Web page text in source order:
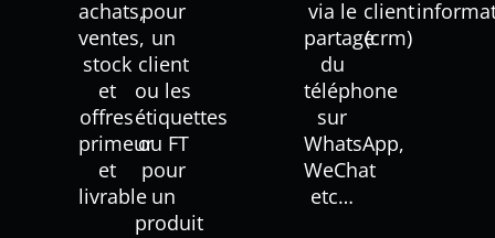
achats,
ventes,
stock
et
offres
primeur
et
livrable
pour
un
client
ou les
étiquettes
ou FT
pour
un
produit
via le
partage
du
téléphone
sur
WhatsApp,
WeChat
etc…
client
(crm)